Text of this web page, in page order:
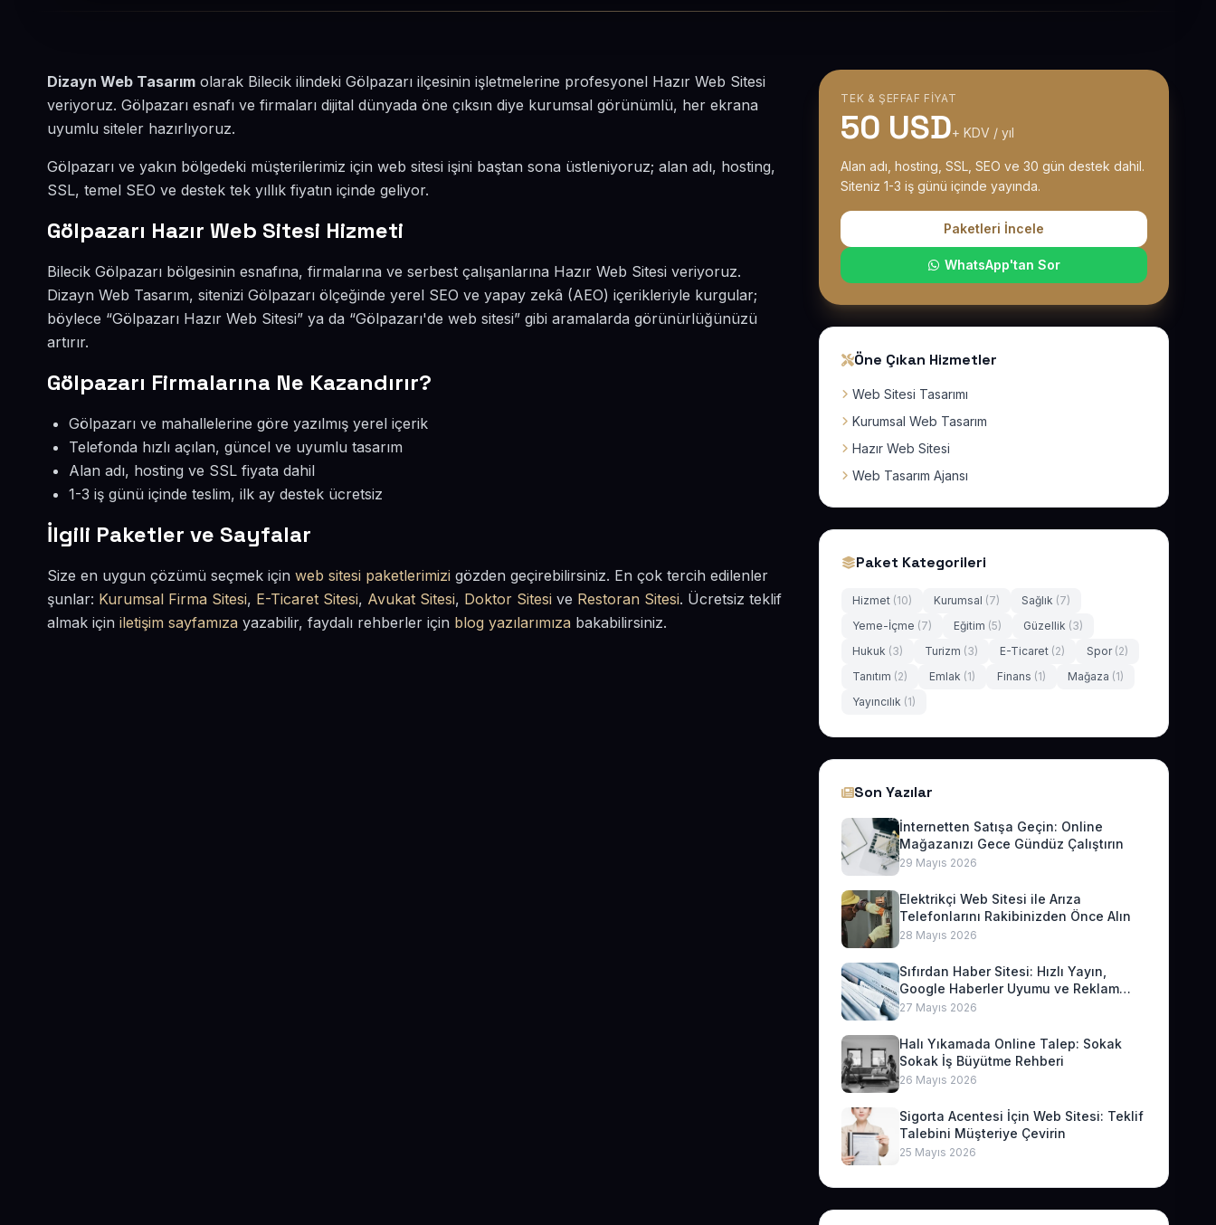
Dizayn Web Tasarım olarak Bilecik ilindeki Gölpazarı ilçesinin işletmelerine profesyonel Hazır Web Sitesi
veriyoruz. Gölpazarı esnafı ve firmaları dijital dünyada öne çıksın diye kurumsal görünümlü, her ekrana
uyumlu siteler hazırlıyoruz.
Gölpazarı ve yakın bölgedeki müşterilerimiz için web sitesi işini baştan sona üstleniyoruz; alan adı, hosting,
SSL, temel SEO ve destek tek yıllık fiyatın içinde geliyor.
Gölpazarı Hazır Web Sitesi Hizmeti
Bilecik Gölpazarı bölgesinin esnafına, firmalarına ve serbest çalışanlarına Hazır Web Sitesi veriyoruz.
Dizayn Web Tasarım, sitenizi Gölpazarı ölçeğinde yerel SEO ve yapay zekâ (AEO) içerikleriyle kurgular;
böylece “Gölpazarı Hazır Web Sitesi” ya da “Gölpazarı'de web sitesi” gibi aramalarda görünürlüğünüzü
artırır.
Gölpazarı Firmalarına Ne Kazandırır?
Gölpazarı ve mahallelerine göre yazılmış yerel içerik
Telefonda hızlı açılan, güncel ve uyumlu tasarım
Alan adı, hosting ve SSL fiyata dahil
1-3 iş günü içinde teslim, ilk ay destek ücretsiz
İlgili Paketler ve Sayfalar
Size en uygun çözümü seçmek için web sitesi paketlerimizi gözden geçirebilirsiniz. En çok tercih edilenler
şunlar: Kurumsal Firma Sitesi, E-Ticaret Sitesi, Avukat Sitesi, Doktor Sitesi ve Restoran Sitesi. Ücretsiz teklif
almak için iletişim sayfamıza yazabilir, faydalı rehberler için blog yazılarımıza bakabilirsiniz.
TEK & ŞEFFAF FIYAT
50 USD+ KDV / yıl
Alan adı, hosting, SSL, SEO ve 30 gün destek dahil.
Siteniz 1-3 iş günü içinde yayında.
Paketleri İncele
WhatsApp'tan Sor
Öne Çıkan Hizmetler
Web Sitesi Tasarımı
Kurumsal Web Tasarım
Hazır Web Sitesi
Web Tasarım Ajansı
Paket Kategorileri
Hizmet (10) Kurumsal (7) Sağlık (7)
Yeme-İçme (7) Eğitim (5) Güzellik (3)
Hukuk (3) Turizm (3) E-Ticaret (2) Spor (2)
Tanıtım (2) Emlak (1) Finans (1) Mağaza (1)
Yayıncılık (1)
Son Yazılar
İnternetten Satışa Geçin: Online
Mağazanızı Gece Gündüz Çalıştırın
29 Mayıs 2026
Elektrikçi Web Sitesi ile Arıza
Telefonlarını Rakibinizden Önce Alın
28 Mayıs 2026
Sıfırdan Haber Sitesi: Hızlı Yayın,
Google Haberler Uyumu ve Reklam
Geliri
27 Mayıs 2026
Halı Yıkamada Online Talep: Sokak
Sokak İş Büyütme Rehberi
26 Mayıs 2026
Sigorta Acentesi İçin Web Sitesi: Teklif
Talebini Müşteriye Çevirin
25 Mayıs 2026